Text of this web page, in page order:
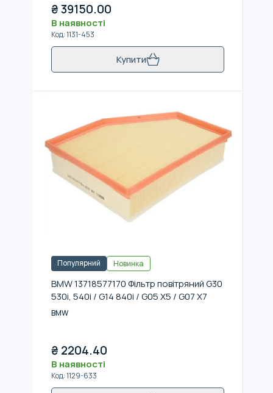
₴39150.00
В наявності
Код:1131-453
Купити
Популярний Новинка
BMW 13718577170 Фільтр повітряний G30
530i, 540i / G14 840i / G05 X5 / G07 X7
BMW
₴ 2204.40
В наявності
Код:1129-633